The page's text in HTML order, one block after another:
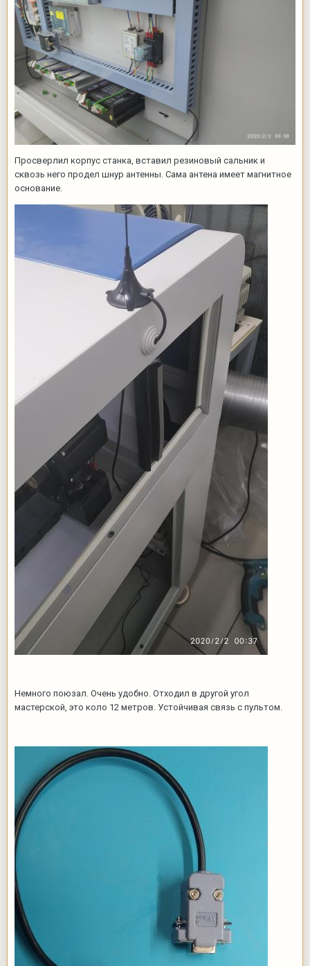
Просверлил корпус станка, вставил резиновый сальник и
сквозь него продел шнур антенны. Сама антена имеет магнитное
основание.
Немного поюзал. Очень удобно. Отходил в другой угол
мастерской, это коло 12 метров. Устойчивая связь с пультом.